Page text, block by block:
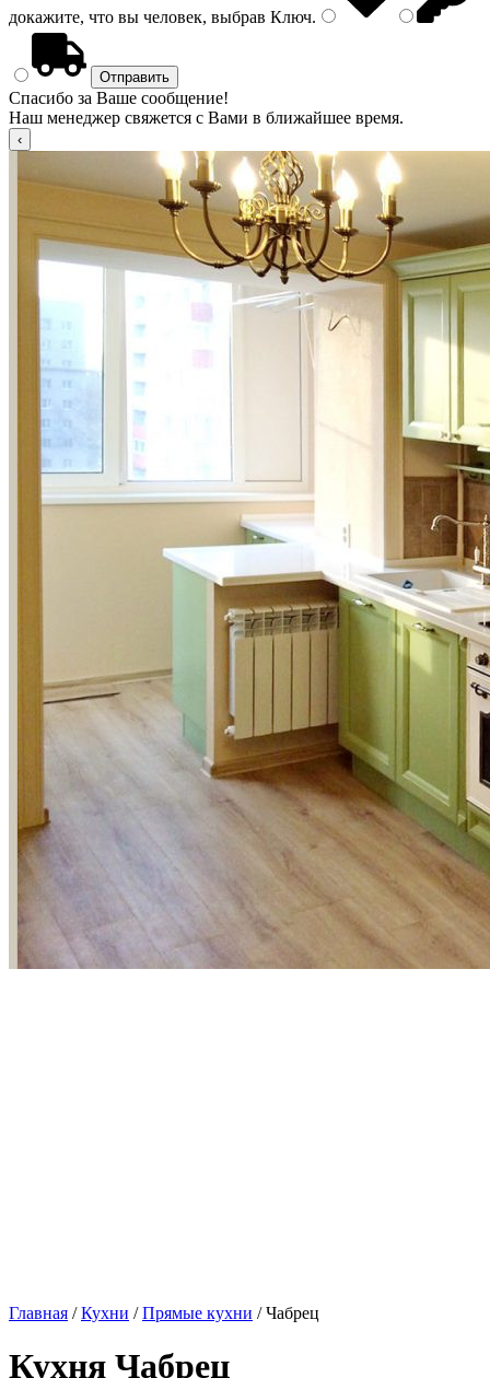
докажите, что вы человек, выбрав Ключ.
Спасибо за Ваше сообщение!
Наш менеджер свяжется с Вами в ближайшее время.
Главная /Кухни /Прямые кухни / Чабрец
Кухня Чабрец